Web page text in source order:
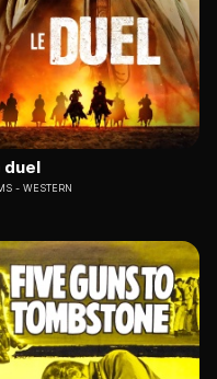
duel
WESTERN